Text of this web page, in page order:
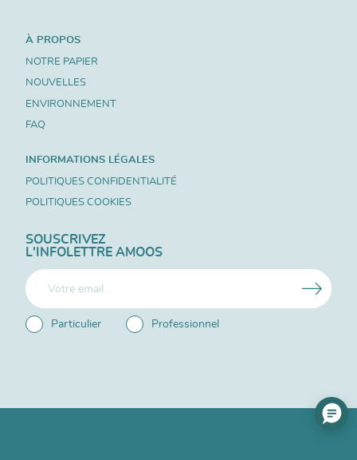
À PROPOS
NOTRE PAPIER
NOUVELLES
ENVIRONNEMENT
FAQ
INFORMATIONS LÉGALES
POLITIQUES CONFIDENTIALITÉ
POLITIQUES COOKIES
SOUSCRIVEZ
L'INFOLETTRE AMOOS
Particulier Professionnel